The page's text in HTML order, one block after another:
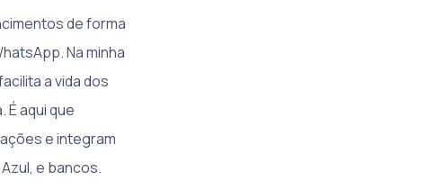
de forma
Na minha
a vida dos
aqui que
e integram
e bancos.